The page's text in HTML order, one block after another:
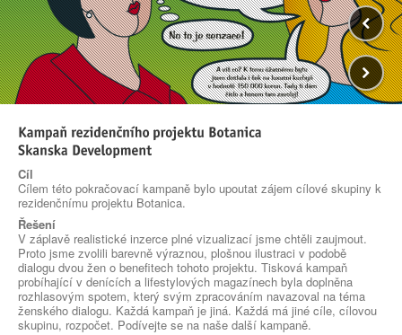
Cíl
Cílem této pokračovací kampaně bylo upoutat zájem cílové skupiny k
rezidenčnímu projektu Botanica.
Řešení
V záplavě realistické inzerce plné vizualizací jsme chtěli zaujmout.
Proto jsme zvolili barevně výraznou, plošnou ilustraci v podobě
dialogu dvou žen o benefitech tohoto projektu. Tisková kampaň
probíhající v denících a lifestylových magazínech byla doplněna
rozhlasovým spotem, který svým zpracováním navazoval na téma
ženského dialogu. Každá kampaň je jiná. Každá má jiné cíle, cílovou
skupinu, rozpočet. Podívejte se na naše další kampaně.